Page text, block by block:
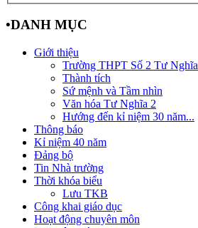
•DANH MỤC
Giới thiệu
Trường THPT Số 2 Tư Nghĩa
Thành tích
Sứ mệnh và Tầm nhìn
Văn hóa Tư Nghĩa 2
Hướng đến kỉ niệm 30 năm...
Thông báo
Kỉ niệm 40 năm
Đảng bộ
Tin Nhà trường
Thời khóa biểu
Lưu TKB
Công khai giáo dục
Hoạt động chuyên môn